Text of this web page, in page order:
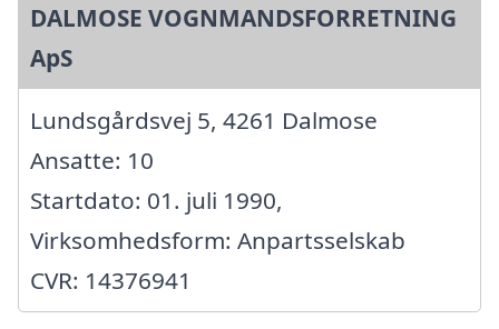
DALMOSE VOGNMANDSFORRETNING
ApS
Lundsgårdsvej 5, 4261 Dalmose
Ansatte: 10
Startdato: 01. juli 1990,
Virksomhedsform: Anpartsselskab
CVR: 14376941